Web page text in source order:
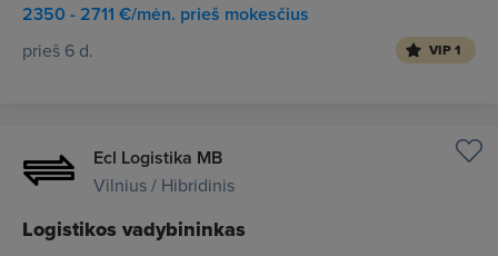
2350 - 2711 €/mėn. prieš mokesčius
prieš 6 d. VIP 1
Ecl Logistika MB
Vilnius / Hibridinis
Logistikos vadybininkas